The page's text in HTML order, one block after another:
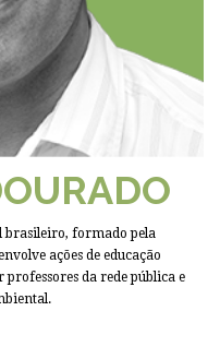
brasileiro, formado pela
ações de educação
da rede pública e